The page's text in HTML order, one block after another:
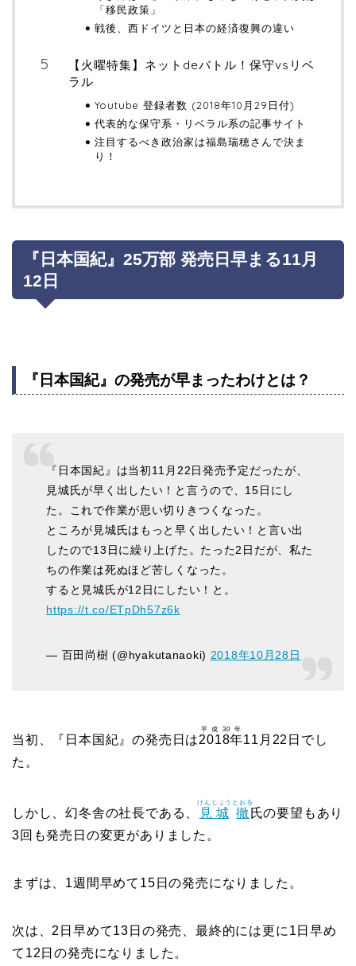
「移民政策」
戦後、西ドイツと日本の経済復興の違い
【火曜特集】ネットdeバトル！保守vsリベ
ラル
Youtube 登録者数 (2018年10月29日付)
代表的な保守系・リベラル系の記事サイト
注目するべき政治家は福島瑞穂さんで決ま
り！
『日本国紀』25万部 発売日早まる11月
12日
『日本国紀』の発売が早まったわけとは？
『日本国紀』は当初11月22日発売予定だったが、
見城氏が早く出したい！と言うので、15日にし
た。これで作業が思い切りきつくなった。
ところが見城氏はもっと早く出したい！と言い出
したので13日に繰り上げた。たった2日だが、私た
ちの作業は死ぬほど苦しくなった。
すると見城氏が12日にしたい！と。
https://t.co/ETpDh57z6k
— 百田尚樹 (@hyakutanaoki) 2018年10月28日
当初、『日本国紀』の発売日は2018年
平成30年
11月22日でし
た。
しかし、幻冬舎の社長である、 見城
けんじょう
徹
とおる
氏の要望もあり
3回も発売日の変更がありました。
まずは、1週間早めて15日の発売になりました。
次は、2日早めて13日の発売、最終的には更に1日早め
て12日の発売になりました。